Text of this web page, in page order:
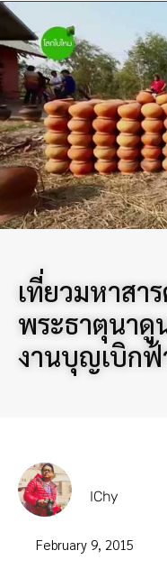
เที่ยวมหาสา
พระธาตุนาดู
งานบุญเบิกฟ้
IChy
February 9, 2015